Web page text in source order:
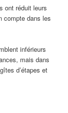
ont réduit leurs
compte dans les
inférieurs
mais dans
d’étapes et